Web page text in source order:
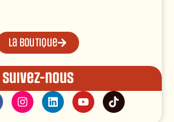
La boutique
Suivez-nous